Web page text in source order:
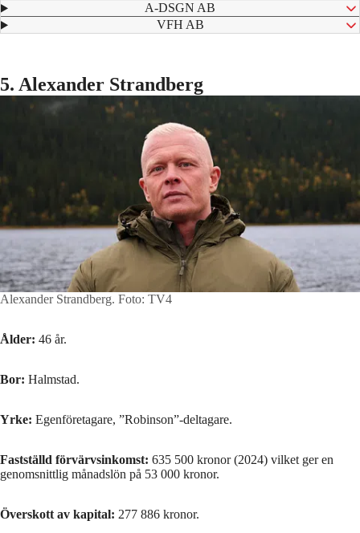
⁠ A-DSGN AB
⁠ VFH AB
5. Alexander Strandberg
Alexander Strandberg. Foto: TV4
Ålder: 46 år.
Bor: Halmstad.
Yrke: Egenföretagare, ”Robinson”-deltagare.
Fastställd förvärvsinkomst: 635 500 kronor (2024) vilket ger en
genomsnittlig månadslön på 53 000 kronor.
Överskott av kapital: 277 886 kronor.